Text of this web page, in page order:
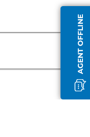
AGENT OFFLINE